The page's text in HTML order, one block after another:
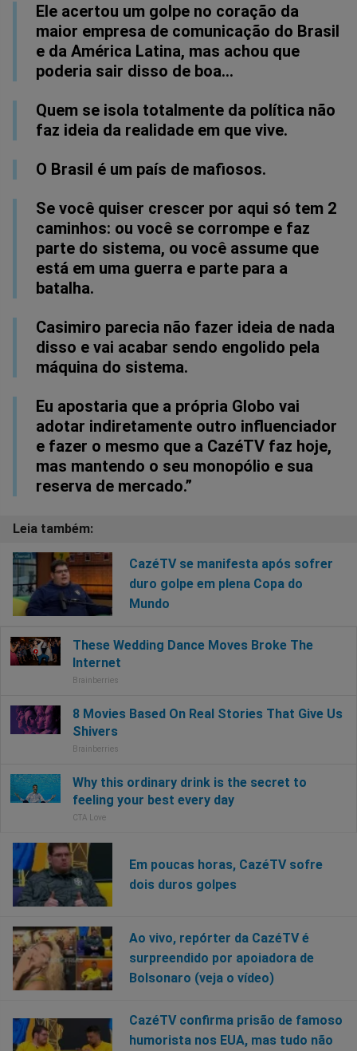
Ele acertou um golpe no coração da
maior empresa de comunicação do Brasil
e da América Latina, mas achou que
poderia sair disso de boa...
Quem se isola totalmente da política não
faz ideia da realidade em que vive.
O Brasil é um país de mafiosos.
Se você quiser crescer por aqui só tem 2
caminhos: ou você se corrompe e faz
parte do sistema, ou você assume que
está em uma guerra e parte para a
batalha.
Casimiro parecia não fazer ideia de nada
disso e vai acabar sendo engolido pela
máquina do sistema.
Eu apostaria que a própria Globo vai
adotar indiretamente outro influenciador
e fazer o mesmo que a CazéTV faz hoje,
mas mantendo o seu monopólio e sua
reserva de mercado.”
CazéTV se manifesta após sofrer
duro golpe em plena Copa do
Mundo
Em poucas horas, CazéTV sofre
dois duros golpes
Ao vivo, repórter da CazéTV é
surpreendido por apoiadora de
Bolsonaro (veja o vídeo)
CazéTV confirma prisão de famoso
humorista nos EUA, mas tudo não